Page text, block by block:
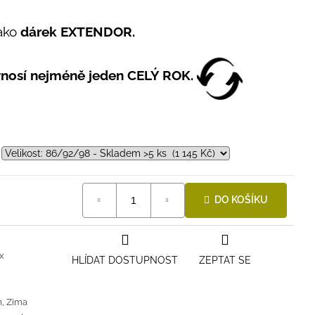
dárek EXTENDOR.
nejméně jeden CELÝ ROK.
DO KOŠÍKU
Zima
ZEPTAT SE
HLÍDAT DOSTUPNOST